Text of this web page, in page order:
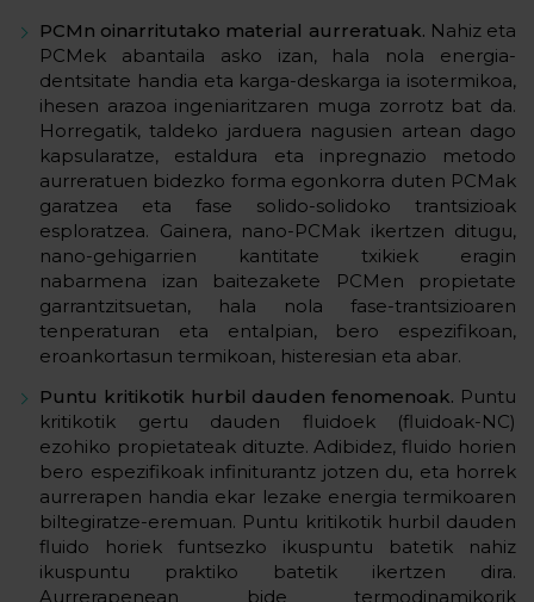
PCMn oinarritutako material aurreratuak. Nahiz eta
PCMek abantaila asko izan, hala nola energia-
dentsitate handia eta karga-deskarga ia isotermikoa,
ihesen arazoa ingeniaritzaren muga zorrotz bat da.
Horregatik, taldeko jarduera nagusien artean dago
kapsularatze, estaldura eta inpregnazio metodo
aurreratuen bidezko forma egonkorra duten PCMak
garatzea eta fase solido-solidoko trantsizioak
esploratzea. Gainera, nano-PCMak ikertzen ditugu,
nano-gehigarrien kantitate txikiek eragin
nabarmena izan baitezakete PCMen propietate
garrantzitsuetan, hala nola fase-trantsizioaren
tenperaturan eta entalpian, bero espezifikoan,
eroankortasun termikoan, histeresian eta abar.
Puntu kritikotik hurbil dauden fenomenoak. Puntu
kritikotik gertu dauden fluidoek (fluidoak-NC)
ezohiko propietateak dituzte. Adibidez, fluido horien
bero espezifikoak infiniturantz jotzen du, eta horrek
aurrerapen handia ekar lezake energia termikoaren
biltegiratze-eremuan. Puntu kritikotik hurbil dauden
fluido horiek funtsezko ikuspuntu batetik nahiz
ikuspuntu praktiko batetik ikertzen dira.
Aurrerapenean bide termodinamikorik